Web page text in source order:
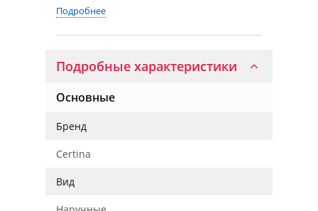
Подробнее
Подробные характеристики
Основные
Бренд
Certina
Вид